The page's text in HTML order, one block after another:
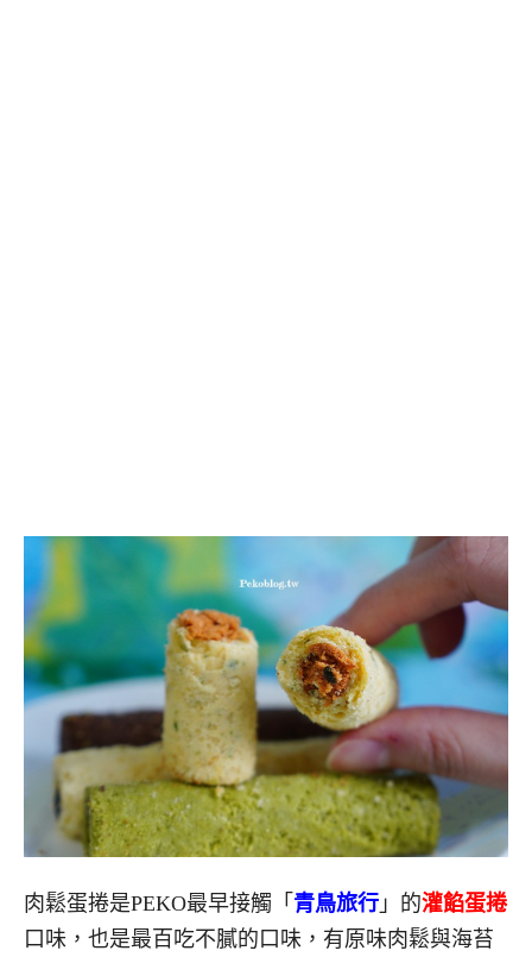
肉鬆蛋捲是PEKO最早接觸「 青鳥旅行 」的灌餡蛋捲
口味，也是最百吃不膩的口味，有原味肉鬆與海苔